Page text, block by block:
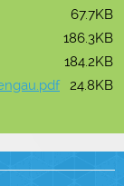
67.7KB
186.3KB
184.2KB
24.8KB